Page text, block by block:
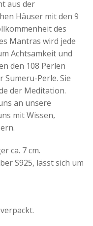
aus der
Häuser mit den 9
des
Mantras wird jede
Achtsamkeit und
den 108 Perlen
Sumeru-Perle. Sie
der Meditation.
an unsere
mit Wissen,
ca. 7 cm.
S925, lässt sich um